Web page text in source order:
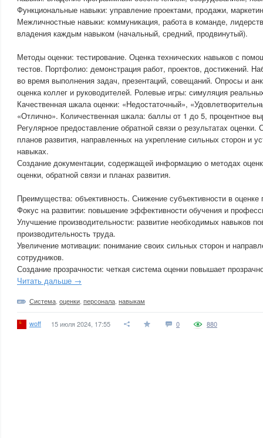
Функциональные навыки: управление проектами, продажи,
Межличностные навыки: коммуникация, работа в команде,
владения каждым навыком (начальный, средний, продвинутый).
Методы оценки: тестирование. Оценка технических навыков с
тестов. Портфолио: демонстрация работ, проектов, достижений.
во время выполнения задач, презентаций, совещаний. Опросы и
оценка коллег и руководителей. Ролевые игры: симуляция
Качественная шкала оценки: «Недостаточный»,
«Отлично». Количественная шкала: баллы от 1 до 5, процентное
Регулярное предоставление обратной связи о результатах
планов развития, направленных на укрепление сильных сторон и
навыках.
Создание документации, содержащей информацию о методах
оценки, обратной связи и планах развития.
Преимущества: объективность. Снижение субъективности в оценке
Фокус на развитии: повышение эффективности обучения и
Улучшение производительности: развитие необходимых навыков
производительность труда.
Увеличение мотивации: понимание своих сильных сторон и
сотрудников.
Создание прозрачности: четкая система оценки повышает
Читать дальше →
Система оценки персонала навыкам
woff 15 июля 2024, 17:55 0 880